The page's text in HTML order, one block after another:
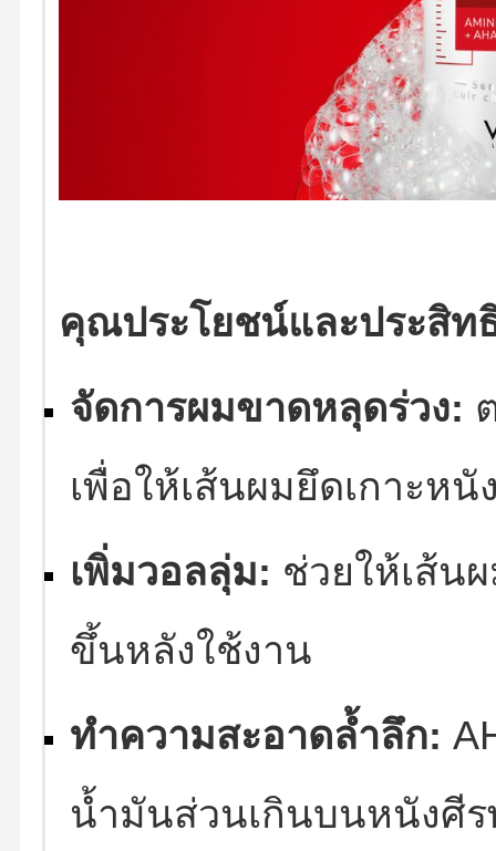
คุณประโยชน์และประสิท
จัดการผมขาดหลุดร่วง:
เพื่อให้เส้นผมยึดเกาะห
เพิ่มวอลลุ่ม: ช่วยให้เส้น
ขึ้นหลังใช้งาน
ทำความสะอาดล้ำลึก:
น้ำมันส่วนเกินบนหนังศี